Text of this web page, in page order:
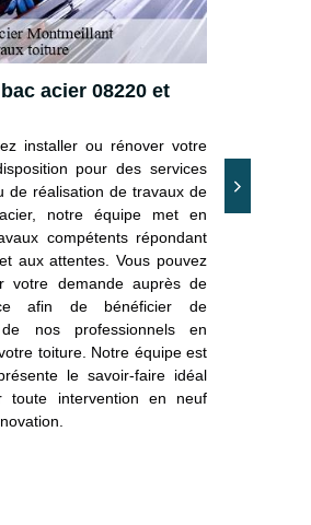
acier 08220 et
installer ou rénover votre
pour des services
de réalisation de travaux de
notre équipe met en
compétents répondant
aux attentes. Vous pouvez
votre demande auprès de
afin de bénéficier de
de nos professionnels en
toiture. Notre équipe est
le savoir-faire idéal
toute intervention en neuf
travailler,
l’acier est